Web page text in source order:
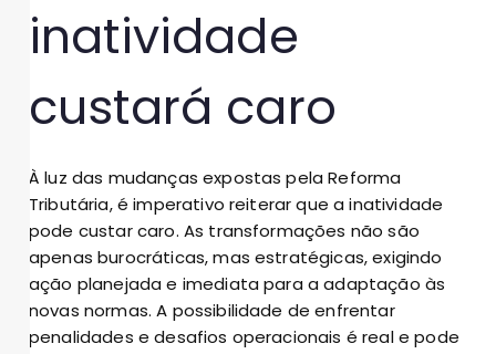
inatividade
custará caro
À luz das mudanças expostas pela Reforma
Tributária, é imperativo reiterar que a inatividade
pode custar caro. As transformações não são
apenas burocráticas, mas estratégicas, exigindo
ação planejada e imediata para a adaptação às
novas normas. A possibilidade de enfrentar
penalidades e desafios operacionais é real e pode